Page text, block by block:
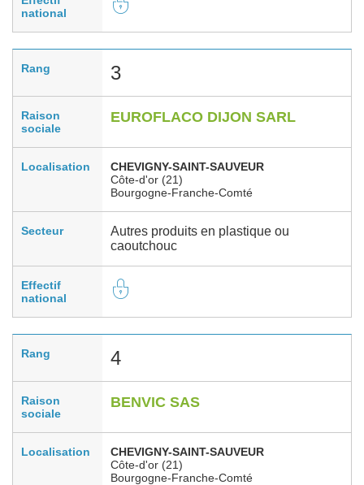
national
Rang 3
Raison
sociale
EUROFLACO DIJON SARL
Localisation
CHEVIGNY-SAINT-SAUVEUR
Côte-d'or (21)
Bourgogne-Franche-Comté
Secteur
Autres produits en plastique ou
caoutchouc
Effectif
national
Rang 4
Raison
sociale
BENVIC SAS
Localisation
CHEVIGNY-SAINT-SAUVEUR
Côte-d'or (21)
Bourgogne-Franche-Comté